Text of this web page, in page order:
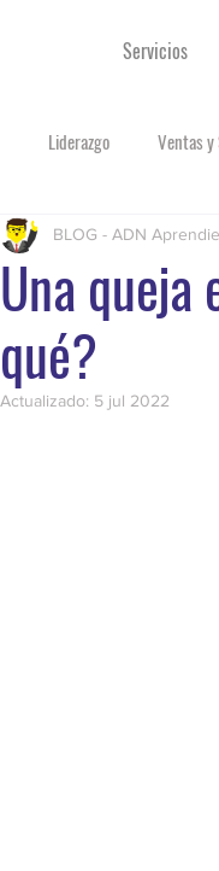
Servicios
Liderazgo Ventas y
Una queja
qué?
BLOG - ADN
Actualizado: 5 jul 2022